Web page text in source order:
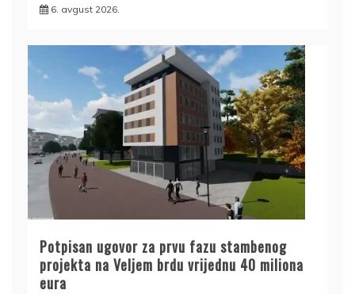
6. avgust 2026.
Potpisan ugovor za prvu fazu stambenog
projekta na Veljem brdu vrijednu 40 miliona
eura